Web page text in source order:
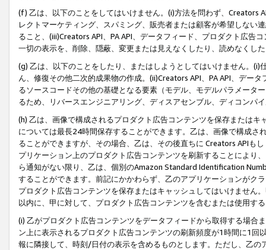
(f) 乙は、以下のことをしてはいけません。(i)方法を問わず、Creators
レクトマーケティング、スパミング、販売者または顧客が希望しない
ること、(iii)Creators API、PA API、データフィード、プロダクト広告
一切の表示を、削除、隠蔽、変更または見えなくしたり、読めなくし
(g) 乙は、以下のことをしたり、またはしようとしてはいけません。
ん、修復その他二次的成果物の作成。(ii)Creators API、PA API、デー
るソースコードその他の基礎となる要素（モデル、モデルパラメータ
るため、リバースエンジニアリング、ディスアセンブル、ディコンパ
(h) 乙は、画像で構成されるプロダクト広告コンテンツを保存または
については最長24時間保存することができます。乙は、画像で構成
ることができますが、その場合、乙は、その後直ちに Creators APIも
プリケーション上のプロダクト広告コンテンツを刷新することにより
ら通知がない限り、乙は、個別のAmazon Standard Identification
することができます。前記にかかわらず、乙のアプリケーションがク
プロダクト広告コンテンツを保存またはキャッシュしてはいけません
以内に、甲に対して、プロダクト広告コンテンツを含むまたは使用す
(i) 乙がプロダクト広告コンテンツをデータフィードから取得する場合
ン上に表示されるプロダクト広告コンテンツの刷新頻度が1時間に1
報に隣接して、時刻/日付の表示を含めるものとします。ただし、乙